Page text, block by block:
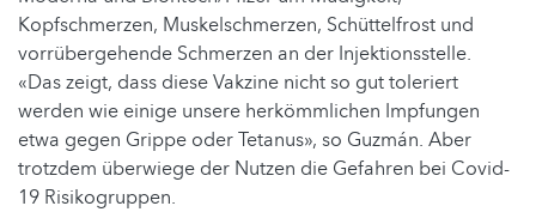
Kopfschmerzen, Muskelschmerzen, Schüttelfrost und
vorrübergehende Schmerzen an der Injektionsstelle.
«Das zeigt, dass diese Vakzine nicht so gut toleriert
werden wie einige unsere herkömmlichen Impfungen
etwa gegen Grippe oder Tetanus», so Guzmán. Aber
trotzdem überwiege der Nutzen die Gefahren bei Covid-
19 Risikogruppen.